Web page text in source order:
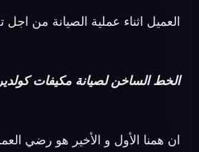
العميل اثناء عملية الصيانة من
الخط الساخن لصيانة مكيفات كولدير
ان همنا الأول و الأخير هو رضي